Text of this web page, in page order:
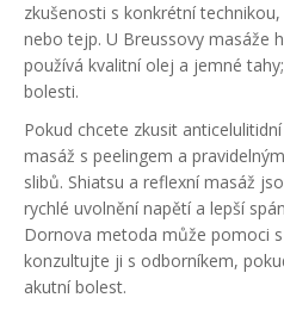
zkušenosti s konkrétní
nebo tejp. U Breussovy masáže
používá kvalitní olej a jemné
bolesti.
Pokud chcete zkusit
masáž s peelingem a
slibů. Shiatsu a reflexní masáž
rychlé uvolnění napětí a lepší
Dornova metoda může pomoci
konzultujte ji s odborníkem,
akutní bolest.